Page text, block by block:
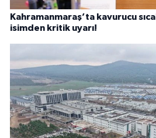
Kahramanmaraş’ta kavurucu
isimden kritik uyarı!